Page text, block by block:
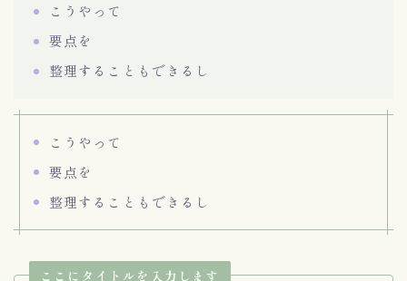
こうやって
要点を
整理することもできるし
こうやって
要点を
整理することもできるし
ここにタイトルを入力します